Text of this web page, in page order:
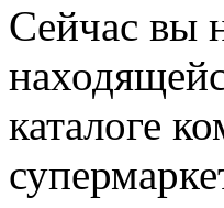
Сейчас вы
каталоге